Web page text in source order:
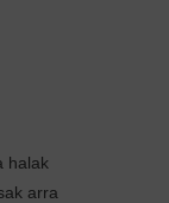
halak
arra